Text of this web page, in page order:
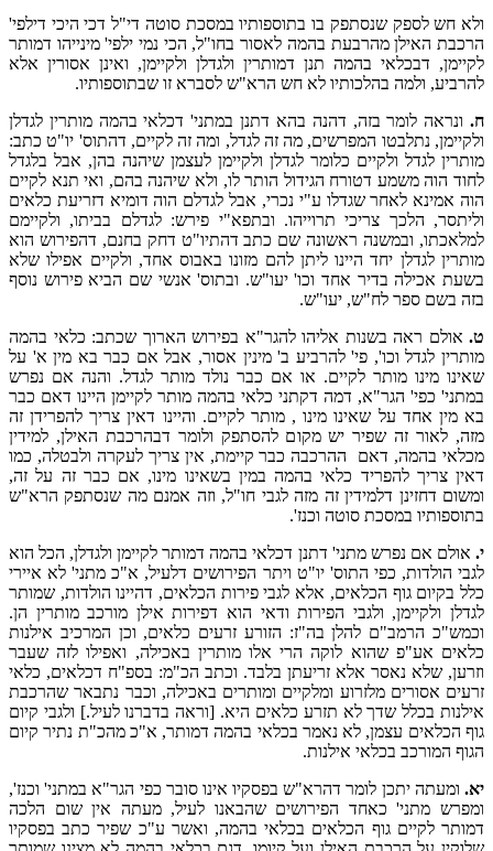
ולא חש לספק שנסתפק בו בתוספותיו במסכת סוטה די"ל דכי היכי דילפי'
הרכבת האילן מהרבעת בהמה לאסור בחו"ל, הכי נמי ילפי' מינייהו דמותר
לקיימן, דבכלאי בהמה תנן דמותרין ולגדלן ולקיימן, ואינן אסורין אלא
להרביע, ולמה בהלכותיו לא חש הרא"ש לסברא זו שבתוספותיו.
ח. ונראה לומר בזה, דהנה בהא דתנן במתני' דכלאי בהמה מותרין לגדלן
ולקיימן, נתלבטו המפרשים, מה זה לגדל, ומה זה לקיים, דהתוס' יו"ט כתב:
מותרין לגדל ולקיים כלומר לגדלן ולקיימן לעצמן שיהנה בהן, אבל בלגדל
לחוד הוה משמע דטורח הגידול הותר לו, ולא שיהנה בהם, ואי תנא לקיים
הוה אמינא לאחר שגדלו ע"י נכרי, אבל לגדלם הוה דומיא דזריעת כלאים
וליתסר, הלכך צריכי תרוייהו. ובתפא"י פירש: לגדלם בביתו, ולקיימם
למלאכתו, ובמשנה ראשונה שם כתב דהתיו"ט דחק בחנם, דהפירוש הוא
מותרין לגדלן יחד היינו ליתן להם מזונו באבוס אחד, ולקיים אפילו שלא
בשעת אכילה בדיר אחד וכו' יעו"ש. ובתוס' אנשי שם הביא פירוש נוסף
בזה בשם ספר לח"ש, יעו"ש.
ט. אולם ראה בשנות אליהו להגר"א בפירוש הארוך שכתב: כלאי בהמה
מותרין לגדל וכו', פי' להרביע ב' מינין אסור, אבל אם כבר בא מין א' על
שאינו מינו מותר לקיים. או אם כבר נולד מותר לגדל. והנה אם נפרש
במתני' כפי' הגר"א, דמה דקתני כלאי בהמה מותר לקיימן היינו דאם כבר
בא מין אחד על שאינו מינו , מותר לקיים. והיינו דאין צריך להפרידן זה
מזה, לאור זה שפיר יש מקום להסתפק ולומר דבהרכבת האילן, למידין
מכלאי בהמה, דאם ההרכבה כבר קיימת, אין צריך לעקרה ולבטלה, כמו
דאין צריך להפריד כלאי בהמה במין בשאינו מינו, אם כבר זה על זה,
ומשום דחזינן דלמידין זה מזה לגבי חו"ל, וזה אמנם מה שנסתפק הרא"ש
בתוספותיו במסכת סוטה וכנז'.
י. אולם אם נפרש מתני' דתנן דכלאי בהמה דמותר לקיימן ולגדלן, הכל הוא
לגבי הולדות, כפי התוס' יו"ט ויתר הפירושים דלעיל, א"כ מתני' לא איירי
כלל בקיום גוף הכלאים, אלא לגבי פירות הכלאים, דהיינו הולדות, שמותר
לגדלן ולקיימן, ולגבי הפירות ודאי הוא דפירות אילן מורכב מותרין הן.
וכמש"כ הרמב"ם להלן בה"ז: הזורע זרעים כלאים, וכן המרכיב אילנות
כלאים אע"פ שהוא לוקה הרי אלו מותרין באכילה, ואפילו לזה שעבר
וזרען, שלא נאסר אלא זריעתן בלבד. וכתב הכ"מ: בספ"ח דכלאים, כלאי
זרעים אסורים מלזרוע ומלקיים ומותרים באכילה, וכבר נתבאר שהרכבת
אילנות בכלל שדך לא תזרע כלאים היא. [וראה בדברנו לעיל.] ולגבי קיום
גוף הכלאים עצמן, לא נאמר בכלאי בהמה דמותר, א"כ מהכ"ת נתיר קיום
הגוף המורכב בכלאי אילנות.
יא. ומעתה יתכן לומר דהרא"ש בפסקיו אינו סובר כפי הגר"א במתני' וכנז',
ומפרש מתני' כאחד הפירושים שהבאנו לעיל, מעתה אין שום הלכה
דמותר לקיים גוף הכלאים בכלאי בהמה, ואשר ע"כ שפיר כתב בפסקיו